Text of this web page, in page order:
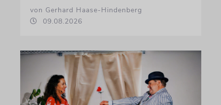
von Gerhard Haase-Hindenberg
09.08.2026